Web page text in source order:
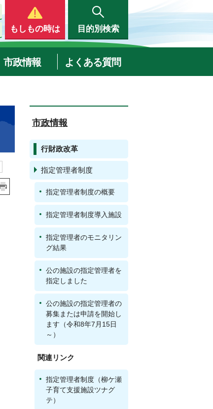
もしもの時は 目的別検索
市政情報 よくある質問
市政情報
行財政改革
指定管理者制度
指定管理者制度の概要
指定管理者制度導入施設
指定管理者のモニタリン
グ結果
公の施設の指定管理者を
指定しました
公の施設の指定管理者の
募集または申請を開始し
ます（令和8年7月15日
～）
関連リンク
指定管理者制度（柳ケ瀬
子育て支援施設ツナグ
テ）